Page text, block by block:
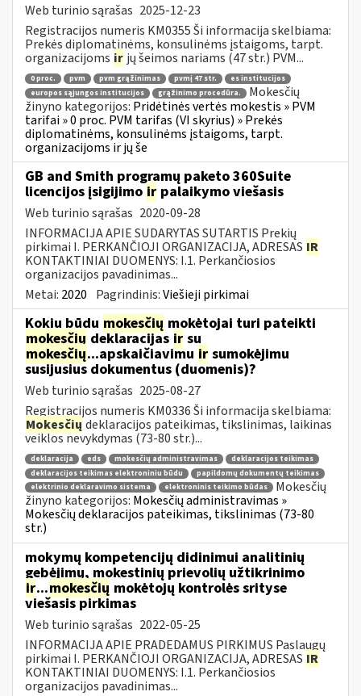
Web turinio sąrašas 2025-12-23
Registracijos numeris KM0355 Ši informacija skelbiama:
Prekės diplomatinėms, konsulinėms įstaigoms, tarpt.
organizacijoms ir jų šeimos nariams (47 str.) PVM...
0 proc. pvm pvm grąžinimas pvmį 47 str.
es institucijos
europos sąjungos institucijos
grąžinimo procedūra.
Mokesčių
žinyno kategorijos: Pridėtinės vertės mokestis » PVM
tarifai » 0 proc. PVM tarifas (VI skyrius) » Prekės
diplomatinėms, konsulinėms įstaigoms, tarpt.
organizacijoms ir jų še
GB and Smith programų paketo 360Suite
licencijos įsigijimo ir palaikymo viešasis
Web turinio sąrašas 2020-09-28
INFORMACIJA APIE SUDARYTAS SUTARTIS Prekių
pirkimai I. PERKANČIOJI ORGANIZACIJA, ADRESAS IR
KONTAKTINIAI DUOMENYS: I.1. Perkančiosios
organizacijos pavadinimas...
Metai: 2020 Pagrindinis:Viešieji pirkimai
Kokiu būdu mokesčių mokėtojai turi pateikti
mokesčių deklaracijas ir su
mokesčių...apskaičiavimu ir sumokėjimu
susijusius dokumentus (duomenis)?
Web turinio sąrašas 2025-08-27
Registracijos numeris KM0336 Ši informacija skelbiama:
Mokesčių deklaracijos pateikimas, tikslinimas, laikinas
veiklos nevykdymas (73-80 str.)...
deklaracija eds mokesčių administravimas
deklaracijos teikimas
deklaracijos teikimas elektroniniu būdu
papildomų dokumentų teikimas
elektrinio deklaravimo sistema
elektroninis teikimo būdas
Mokesčių
žinyno kategorijos: Mokesčių administravimas »
Mokesčių deklaracijos pateikimas, tikslinimas (73-80
str.)
mokymų kompetencijų didinimui analitinių
gebėjimų, mokestinių prievolių užtikrinimo
ir...mokesčių mokėtojų kontrolės srityse
viešasis pirkimas
Web turinio sąrašas 2022-05-25
INFORMACIJA APIE PRADEDAMUS PIRKIMUS Paslaugų
pirkimai I. PERKANČIOJI ORGANIZACIJA, ADRESAS IR
KONTAKTINIAI DUOMENYS: I.1. Perkančiosios
organizacijos pavadinimas...